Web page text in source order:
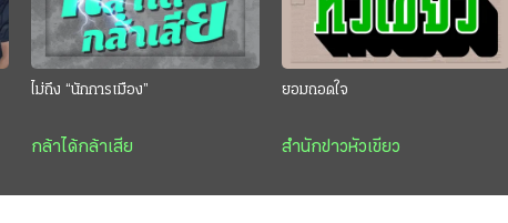
ไม่ถึง “นักการเมือง”
กล้าได้กล้าเสีย
ยอมถอดใจ
สำนักข่าวหัวเขียว